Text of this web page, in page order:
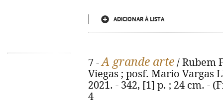
ADICIONAR À LISTA
7 -A grande arte / Rubem
Viegas ; posf. Mario Vargas
2021. - 342, [1] p. ; 24 cm. -
4